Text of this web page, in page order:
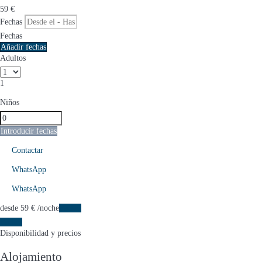
59 €
Fechas
Fechas
Añadir fechas
Adultos
1
Niños
Introducir fechas
Contactar
WhatsApp
WhatsApp
desde 59 € /noche
Disponibilidad y precios
Alojamiento